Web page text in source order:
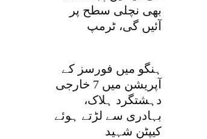
بھی نچلی سطح پر
آئیں گی، ٹرمپ
ہنگو میں فورسز کے
آپریشن میں 7 خارجی
دہشتگرد ہلاک،
بہادری سے لڑتے ہوئے
کیپٹن شہید